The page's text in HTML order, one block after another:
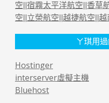
空 宿霧太平洋航空 香草
空 立榮航空 越捷航空 越
ㄚ琪用
Hostinger
interserver虛擬主機
Bluehost